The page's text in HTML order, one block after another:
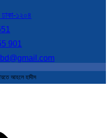
১২০৪
901
আহলে হাদীস